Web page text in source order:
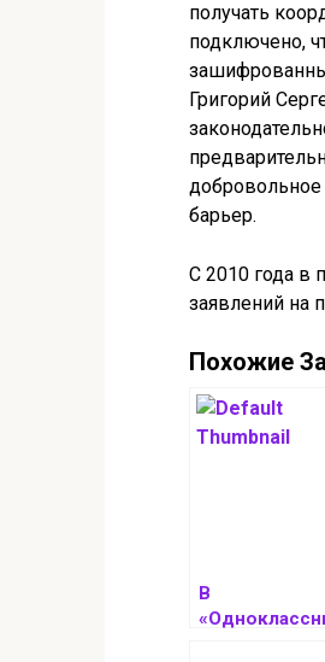
получать
подключено,
Григорий
добровольное
барьер.
С 2010 года в
заявлений на
Похожие
В